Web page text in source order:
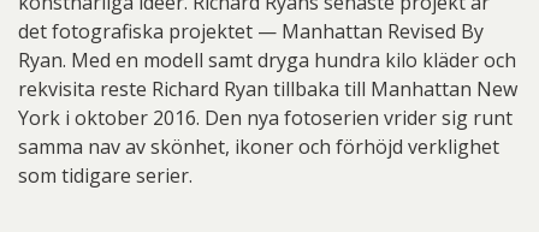
det fotografiska projektet — Manhattan Revised By
Ryan. Med en modell samt dryga hundra kilo kläder och
rekvisita reste Richard Ryan tillbaka till Manhattan New
York i oktober 2016. Den nya fotoserien vrider sig runt
samma nav av skönhet, ikoner och förhöjd verklighet
som tidigare serier.